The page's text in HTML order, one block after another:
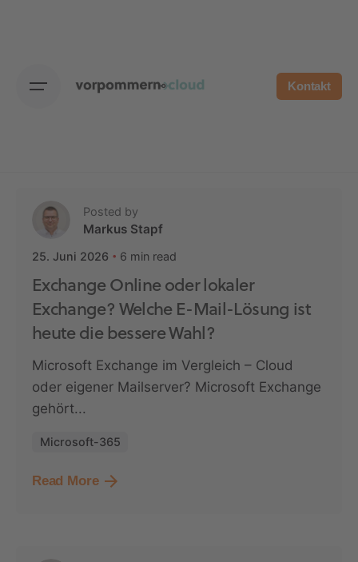
Kontakt
Posted by
Markus Stapf
25. Juni 2026 6 min read
Exchange Online oder lokaler
Exchange? Welche E-Mail-Lösung ist
heute die bessere Wahl?
Microsoft Exchange im Vergleich – Cloud
oder eigener Mailserver? Microsoft Exchange
gehört...
Microsoft-365
Read More